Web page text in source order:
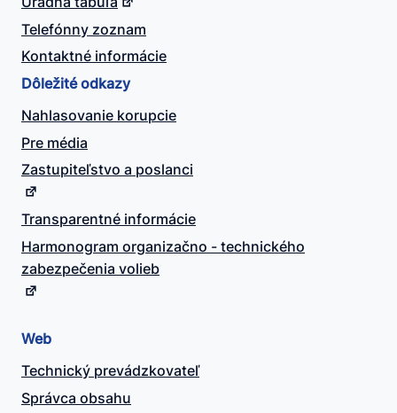
Telefónny zoznam
Kontaktné informácie
Dôležité odkazy
Nahlasovanie korupcie
Pre média
Zastupiteľstvo a poslanci
Transparentné informácie
Harmonogram organizačno - technického
zabezpečenia volieb
Web
Technický prevádzkovateľ
Správca obsahu